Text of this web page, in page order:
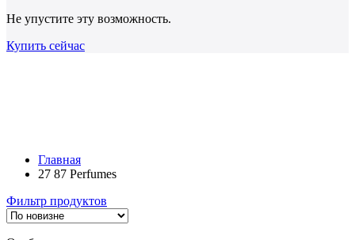
Не упустите эту возможность.
Купить сейчас
Главная
27 87 Perfumes
Фильтр продуктов